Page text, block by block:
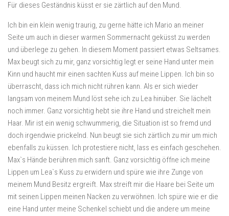
Für dieses Geständnis küsst er sie zärtlich auf den Mund.
Ich bin ein klein wenig traurig, zu gerne hätte ich Mario an meiner
Seite um auch in dieser warmen Sommernacht geküsst zu werden
und überlege zu gehen. In diesem Moment passiert etwas Seltsames.
Max beugt sich zu mir, ganz vorsichtig legt er seine Hand unter mein
Kinn und haucht mir einen sachten Kuss auf meine Lippen. Ich bin so
überrascht, dass ich mich nicht rühren kann. Als er sich wieder
langsam von meinem Mund löst sehe ich zu Lea hinüber. Sie lächelt
noch immer. Ganz vorsichtig hebt sie ihre Hand und streichelt mein
Haar. Mir ist ein wenig schwummerig, die Situation ist so fremd und
doch irgendwie prickelnd. Nun beugt sie sich zärtlich zu mir um mich
ebenfalls zu küssen. Ich protestiere nicht, lass es einfach geschehen.
Max`s Hände berühren mich sanft. Ganz vorsichtig öffne ich meine
Lippen um Lea`s Kuss zu erwidern und spüre wie ihre Zunge von
meinem Mund Besitz ergreift. Max streift mir die Haare bei Seite um
mit seinen Lippen meinen Nacken zu verwöhnen. Ich spüre wie er die
eine Hand unter meine Schenkel schiebt und die andere um meine